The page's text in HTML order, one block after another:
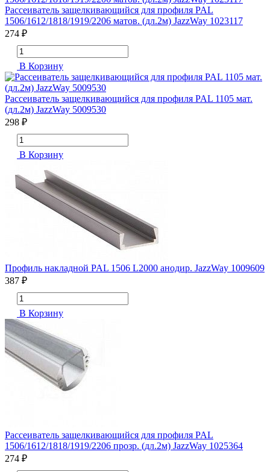
Рассеиватель защелкивающийся для профиля PAL
1506/1612/1818/1919/2206 матов. (дл.2м) JazzWay 1023117
274 ₽
В Корзину
Рассеиватель защелкивающийся для профиля PAL 1105 мат.
(дл.2м) JazzWay 5009530
298 ₽
В Корзину
Профиль накладной PAL 1506 L2000 анодир. JazzWay 1009609
387 ₽
В Корзину
Рассеиватель защелкивающийся для профиля PAL
1506/1612/1818/1919/2206 прозр. (дл.2м) JazzWay 1025364
274 ₽